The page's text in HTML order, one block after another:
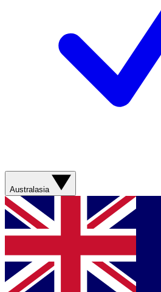
Australasia